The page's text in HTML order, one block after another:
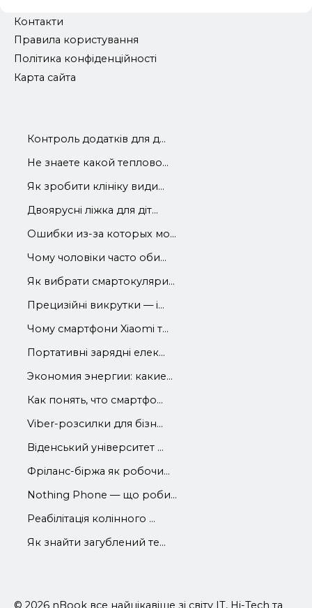
Контакти
Правила користування
Політика конфіденційності
Карта сайта
Контроль додатків для д...
Не знаете какой теплово...
Як зробити клініку види...
Двоярусні ліжка для діт...
Ошибки из-за которых мо...
Чому чоловіки часто оби...
Як вибрати смартокуляри...
Прецизійні викрутки — і...
Чому смартфони Xiaomi т...
Портативні зарядні елек...
Экономия энергии: какие...
Как понять, что смартфо...
Viber-розсилки для бізн...
Віденський університет ...
Фріланс-біржа як робочи...
Nothing Phone — що роби...
Реабілітація колінного ...
Як знайти загублений те...
© 2026 nBook все найцікавіше зі світу IT, Hi-Tech та